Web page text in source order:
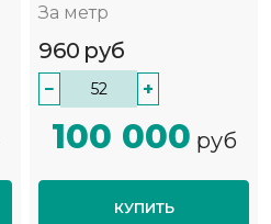
За метр
960 руб
− +
100 000 руб
КУПИТЬ